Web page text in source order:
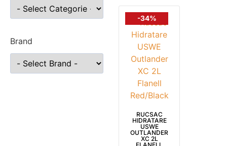
Brand
-34%
RUCSAC
HIDRATARE
USWE
OUTLANDER
XC 2L